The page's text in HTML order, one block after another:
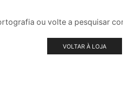
ou volte a pesquisar
VOLTAR À LOJA